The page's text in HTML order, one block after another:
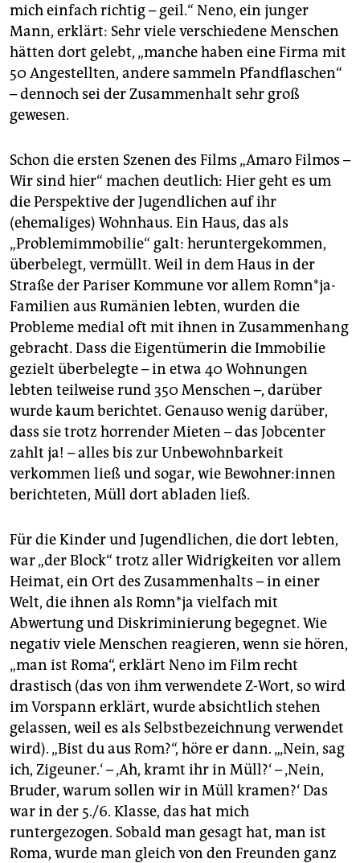
mich einfach richtig – geil.“ Neno, ein junger
Mann, erklärt: Sehr viele verschiedene Menschen
hätten dort gelebt, „manche haben eine Firma mit
50 Angestellten, andere sammeln Pfandflaschen“
– dennoch sei der Zusammenhalt sehr groß
gewesen.
Schon die ersten Szenen des Films „Amaro Filmos –
Wir sind hier“ machen deutlich: Hier geht es um
die Perspektive der Jugendlichen auf ihr
(ehemaliges) Wohnhaus. Ein Haus, das als
„Problemimmobilie“ galt: heruntergekommen,
überbelegt, vermüllt. Weil in dem Haus in der
Straße der Pariser Kommune vor allem Romn*ja-
Familien aus Rumänien lebten, wurden die
Probleme medial oft mit ihnen in Zusammenhang
gebracht. Dass die Eigentümerin die Immobilie
gezielt überbelegte – in etwa 40 Wohnungen
lebten teilweise rund 350 Menschen –, darüber
wurde kaum berichtet. Genauso wenig darüber,
dass sie trotz horrender Mieten – das Jobcenter
zahlt ja! – alles bis zur Unbewohnbarkeit
verkommen ließ und sogar, wie Be­woh­ne­r:in­nen
berichteten, Müll dort abladen ließ.
Für die Kinder und Jugendlichen, die dort lebten,
war „der Block“ trotz aller Widrigkeiten vor allem
Heimat, ein Ort des Zusammenhalts – in einer
Welt, die ihnen als Rom­n*ja vielfach mit
Abwertung und Diskriminierung begegnet. Wie
negativ viele Menschen reagieren, wenn sie hören,
„man ist Roma“, erklärt Neno im Film recht
drastisch (das von ihm verwendete Z-Wort, so wird
im Vorspann erklärt, wurde absichtlich stehen
gelassen, weil es als Selbstbezeichnung verwendet
wird). „Bist du aus Rom?“, höre er dann. „‚Nein, sag
ich, Zigeuner.‘ – ‚Ah, kramt ihr in Müll?‘ – ‚Nein,
Bruder, warum sollen wir in Müll kramen?‘ Das
war in der 5./6. Klasse, das hat mich
runtergezogen. Sobald man gesagt hat, man ist
Roma, wurde man gleich von den Freunden ganz